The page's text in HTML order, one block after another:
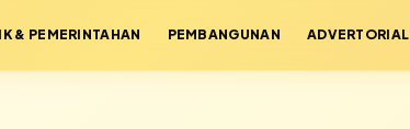
& PEMERINTAHAN PEMBANGUNAN ADVERTORIAL